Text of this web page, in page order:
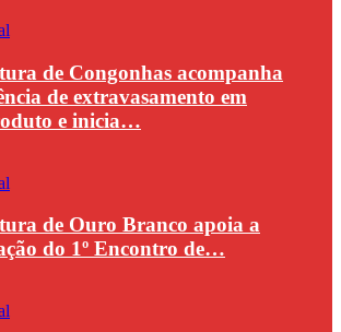
de Congonhas acompanha
de extravasamento em
e inicia…
de Ouro Branco apoia a
do 1º Encontro de…